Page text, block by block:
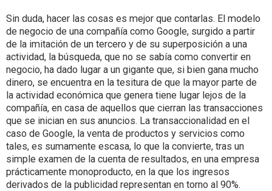
Sin duda, hacer las cosas es mejor que contarlas. El modelo
de negocio de una compañía como Google, surgido a partir
de la imitación de un tercero y de su superposición a una
actividad, la búsqueda, que no se sabía como convertir en
negocio, ha dado lugar a un gigante que, si bien gana mucho
dinero, se encuentra en la tesitura de que la mayor parte de
la actividad económica que genera tiene lugar lejos de la
compañía, en casa de aquellos que cierran las transacciones
que se inician en sus anuncios. La transaccionalidad en el
caso de Google, la venta de productos y servicios como
tales, es sumamente escasa, lo que la convierte, tras un
simple examen de la cuenta de resultados, en una empresa
prácticamente monoproducto, en la que los ingresos
derivados de la publicidad representan en torno al 90%.